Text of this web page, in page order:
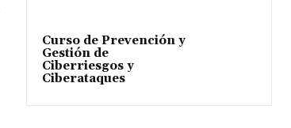
Curso de Prevención y
Gestión de
Ciberriesgos y
Ciberataques